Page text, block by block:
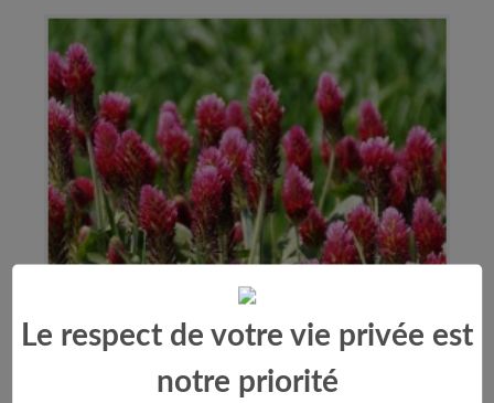
Le respect de votre vie privée est
notre priorité